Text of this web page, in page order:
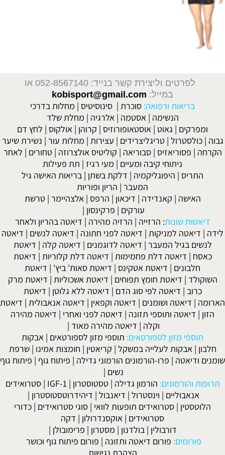
לפרטים וליצירת קשר בנייד: 052-8567140
או
במייל: kobisport@gmail.com
בריאות ורפואה: סוכרת | סינוסיטיס | מחלות בדרכי
הנשימה | אסטמה | אלרגיה | מחלת שלד
ומפרקים | גאוט | אוסטאופורוזיס | קרוהן | אולקוס | לחץ דם
גבוה |כולסטרול |טריגליצרידים | עצירות | מחלות עור | נשירת שיער
הקרחה | פסוריאזיס |סבוריאה | קוליטיס אולצרוזה |טחורים | לאחר
ניתוחי קיבה ומעיים | מעי רגיז | תת פעילות
התריס | היפוגליקמיה | דלקת בשתן | בריאות האישה גיל
המעבר | הריון ופוריות
האישה | קאנדידה | דיכאון | הרפס | אלצהיימר |טרשת
עורקים | פרקינסון |
דיאטות שונות: הרזייה | הרזיה מהירה | דיאטה בהריון ולאחר
לידה | דיאטה למניקות | דיאטה לפני חתונה | דיאטה לנשים | דיאטה
לנשים בגיל המעבר | דיאטה לדוגמנים | דיאטה קלה | דיאטת
כאסח | דיאטה דלת פחמימות | דיאטה דלת קלוריות | דיאטת
חלבונים | דיאטת אטקינס | דיאטת סאות' ביץ' | דיאטת
השוקולד | דיאטת חומץ תפוחים | דיאטת אשכוליות | דיאטת מרק
כרוב | דיאטה לפי סוג הדם | דיאטה ללא גלוטן | דיאטת
הארומה | דיאטה ושומנים | דיאטה וקפאין | דיאטה אנאבולית | דיאטת
הזון | דיאטה ותוספי תזונה | דיאטה לפני ואחרי | דיאטה מהירה
וקלה | דיאטה מהירה מאוד |
תוספי מזון לספורטאים: תוספי מזון לספורטאים | אבקות
חלבון | אבקות לעלייה במשקל | קריאטין | חומצות אמינו |שרפת
שומנים ודיאטה | פרו-הורמונים הורמוני גדילה | פיתוח גוף | פיתוח גוף
נשים |
תרופות והורמונים: הורמון גדילה |טסטוסטרון |
IGF-1
|סטרואידים
אנאבוליים | וינסטרול | דיאנבול | דיהידרוטסטוסטרון |
הלוטסטין | סטרואידים תופעות לוואי | סוגי סטרואידים | כדורי
סטרואידים | אוקסנדרולון | דקה
דורבולין | בולדנון | מסטרון | פרימובולן |
פורומים: פורום דיאטה ותזונה | פורום פיתוח גוף וכושר
הצהרת נגישות